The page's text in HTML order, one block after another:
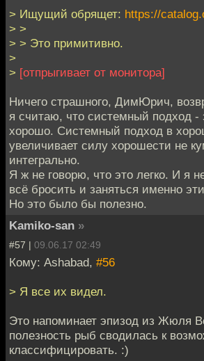
> Ищущий обрящет: https://
> >
> > Это примитивно.
>
> [отпрыгивает от монитора]
Ничего страшного, ДимЮрич,
я считаю, что системный подход -
хорошо. Системный подход в
увеличивает силу хорошести не
интегрально.
Я ж не говорю, что это легко. И я
всё бросить и заняться именно
Но это было бы полезно.
Kamiko-san »
#57 | 09.06.17 02:49
Кому: Ashabad, #56
> Я все их видел.
Это напоминает эпизод из Жюля
полезность рыб сводилась к
классифицировать. :)